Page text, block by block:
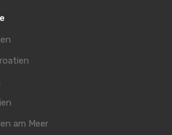
am Meer